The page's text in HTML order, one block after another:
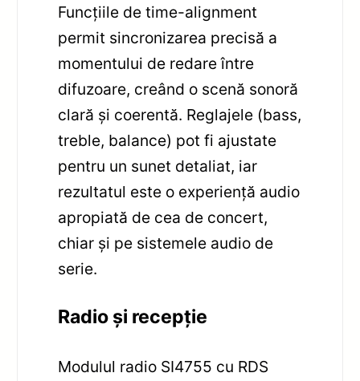
Funcțiile de time-alignment
permit sincronizarea precisă a
momentului de redare între
difuzoare, creând o scenă sonoră
clară și coerentă. Reglajele (bass,
treble, balance) pot fi ajustate
pentru un sunet detaliat, iar
rezultatul este o experiență audio
apropiată de cea de concert,
chiar și pe sistemele audio de
serie.
Radio și recepție
Modulul radio SI4755 cu RDS